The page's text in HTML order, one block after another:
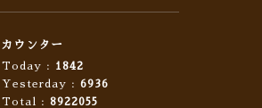
カウンター
Today : 1842
Yesterday : 6936
Total : 8922055